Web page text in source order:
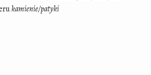
kamienie/patyki